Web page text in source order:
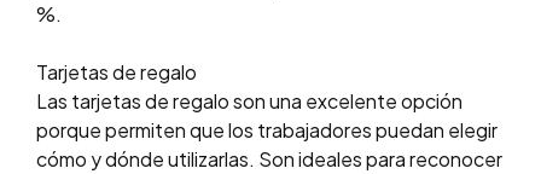
%.
Tarjetas de regalo
Las tarjetas de regalo son una excelente opción
porque permiten que los trabajadores puedan elegir
cómo y dónde utilizarlas. Son ideales para reconocer